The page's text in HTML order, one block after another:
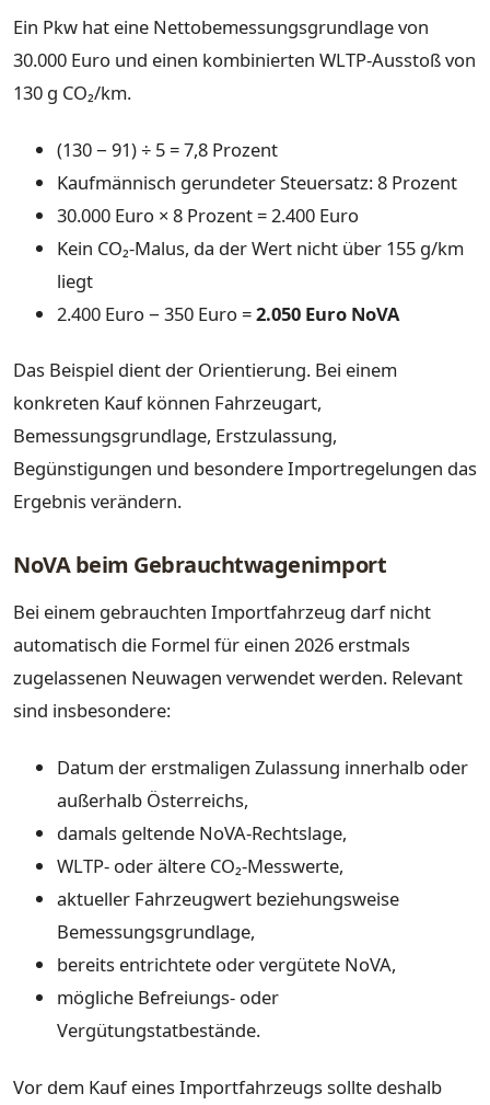
Ein Pkw hat eine Nettobemessungsgrundlage von
30.000 Euro und einen kombinierten WLTP-Ausstoß von
130 g CO₂/km.
(130 − 91) ÷ 5 = 7,8 Prozent
Kaufmännisch gerundeter Steuersatz: 8 Prozent
30.000 Euro × 8 Prozent = 2.400 Euro
Kein CO₂-Malus, da der Wert nicht über 155 g/km
liegt
2.400 Euro − 350 Euro =2.050 Euro NoVA
Das Beispiel dient der Orientierung. Bei einem
konkreten Kauf können Fahrzeugart,
Bemessungsgrundlage, Erstzulassung,
Begünstigungen und besondere Importregelungen das
Ergebnis verändern.
NoVA beim Gebrauchtwagenimport
Bei einem gebrauchten Importfahrzeug darf nicht
automatisch die Formel für einen 2026 erstmals
zugelassenen Neuwagen verwendet werden. Relevant
sind insbesondere:
Datum der erstmaligen Zulassung innerhalb oder
außerhalb Österreichs,
damals geltende NoVA-Rechtslage,
WLTP- oder ältere CO₂-Messwerte,
aktueller Fahrzeugwert beziehungsweise
Bemessungsgrundlage,
bereits entrichtete oder vergütete NoVA,
mögliche Befreiungs- oder
Vergütungstatbestände.
Vor dem Kauf eines Importfahrzeugs sollte deshalb